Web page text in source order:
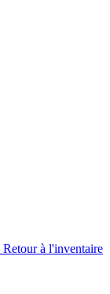
Retour à l'inventaire